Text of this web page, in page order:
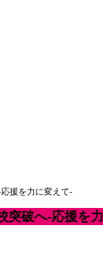
援を力に変えて-
突破へ-応援を